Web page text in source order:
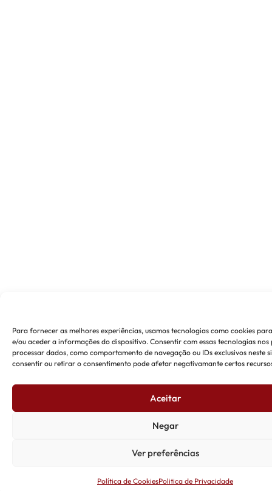
Para fornecer as melhores experiências, usamos tecnologias como cookies
e/ou aceder a informações do dispositivo. Consentir com essas tecnologias
processar dados, como comportamento de navegação ou IDs exclusivos neste
consentir ou retirar o consentimento pode afetar negativamante certos
Aceitar
Negar
Ver preferências
Política de CookiesPolitica de Privacidade